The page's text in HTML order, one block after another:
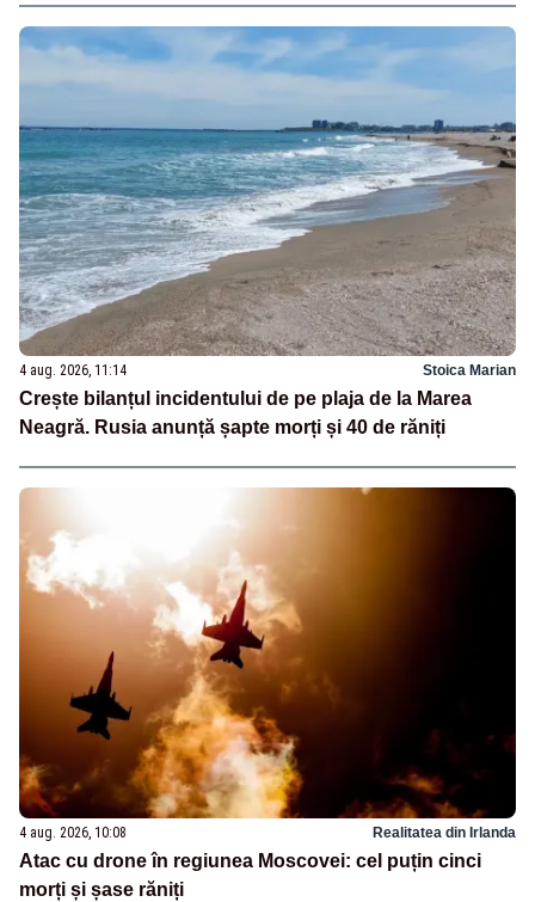
4 aug. 2026, 11:14 Stoica Marian
Crește bilanțul incidentului de pe plaja de la Marea
Neagră. Rusia anunță șapte morți și 40 de răniți
4 aug. 2026, 10:08 Realitatea din Irlanda
Atac cu drone în regiunea Moscovei: cel puțin cinci
morți și șase răniți